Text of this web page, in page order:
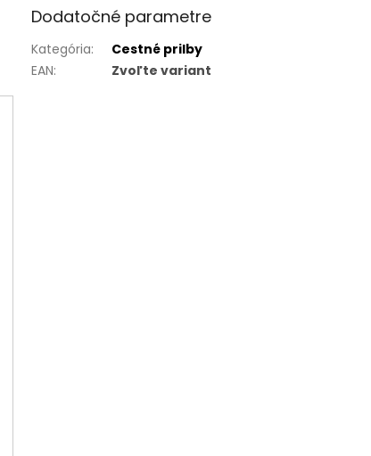
Dodatočné parametre
Kategória:
Cestné prilby
EAN: Zvoľte variant